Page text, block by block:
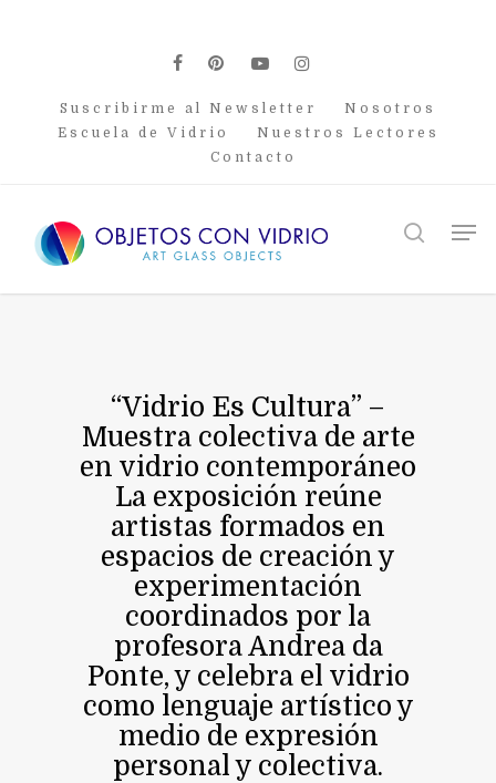
facebook
pinterest
youtubeinstagram
Suscribirme al Newsletter
Nosotros
Escuela de Vidrio
Nuestros Lectores
Contacto
search
“Vidrio Es Cultura” –
Muestra colectiva de arte
en vidrio contemporáneo
La exposición reúne
artistas formados en
espacios de creación y
experimentación
coordinados por la
profesora Andrea da
Ponte, y celebra el vidrio
como lenguaje artístico y
medio de expresión
personal y colectiva.